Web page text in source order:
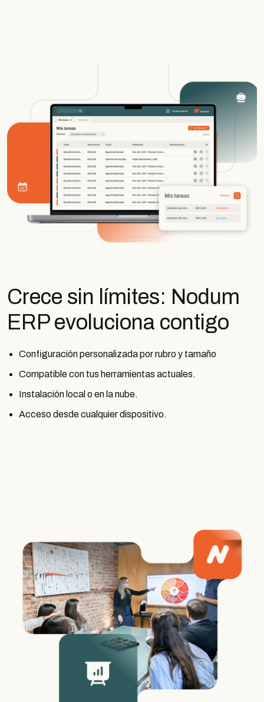
Crece sin límites: Nodum
ERP evoluciona contigo
Configuración personalizada por rubro y tamaño
Compatible con tus herramientas actuales.
Instalación local o en la nube.
Acceso desde cualquier dispositivo.